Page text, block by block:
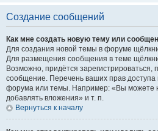
Создание сообщений
Как мне создать новую тему или
Для создания новой темы в форуме
Для размещения сообщения в теме
Возможно, придётся зарегистрироваться,
сообщение. Перечень ваших прав доступа
форума или темы. Например: «Вы можете
добавлять вложения» и т. п.
Вернуться к началу